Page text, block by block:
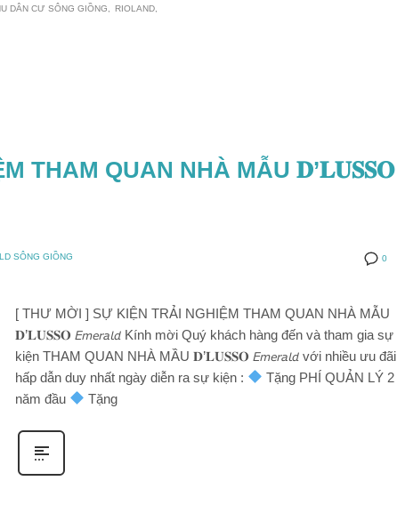
DÂN CƯ SÔNG GIỒNG RIOLAND
THAM QUAN NHÀ MẪU 𝐃’𝐋𝐔𝐒𝐒𝐎
0
SÔNG GIỒNG
[ THƯ MỜI ] SỰ KIỆN TRẢI NGHIỆM THAM QUAN NHÀ MẪU
𝐃’𝐋𝐔𝐒𝐒𝐎 𝘌𝘮𝘦𝘳𝘢𝘭𝘥 Kính mời Quý khách hàng đến và tham gia sự
kiện THAM QUAN NHÀ MẦU 𝐃’𝐋𝐔𝐒𝐒𝐎 𝘌𝘮𝘦𝘳𝘢𝘭𝘥 với nhiều ưu đãi
hấp dẫn duy nhất ngày diễn ra sự kiện :
Tặng PHÍ QUẢN LÝ 2
năm đầu
Tặng